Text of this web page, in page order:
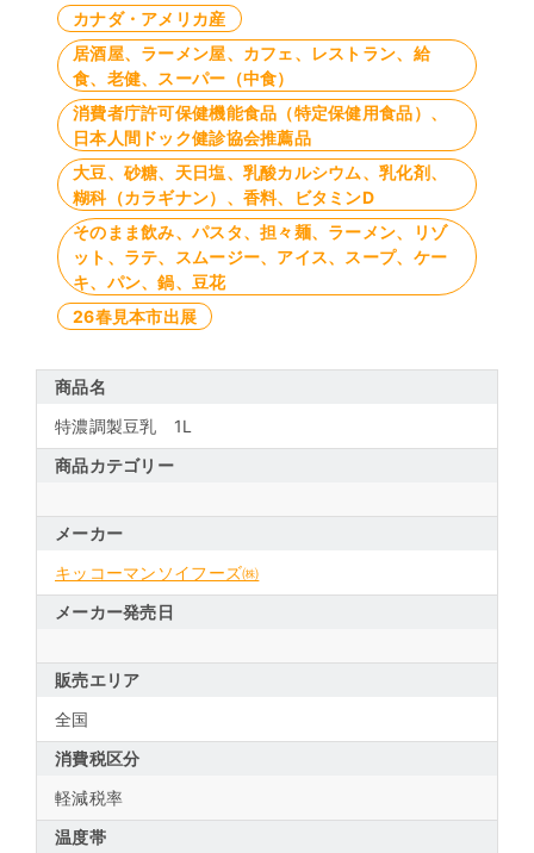
カナダ・アメリカ産
居酒屋、ラーメン屋、カフェ、レストラン、給
食、老健、スーパー（中食）
消費者庁許可保健機能食品（特定保健用食品）、
日本人間ドック健診協会推薦品
大豆、砂糖、天日塩、乳酸カルシウム、乳化剤、
糊科（カラギナン）、香料、ビタミンD
そのまま飲み、パスタ、担々麺、ラーメン、リゾ
ット、ラテ、スムージー、アイス、スープ、ケー
キ、パン、鍋、豆花
26春見本市出展
商品名
特濃調製豆乳 1L
商品カテゴリー
メーカー
キッコーマンソイフーズ㈱
メーカー発売日
販売エリア
全国
消費税区分
軽減税率
温度帯